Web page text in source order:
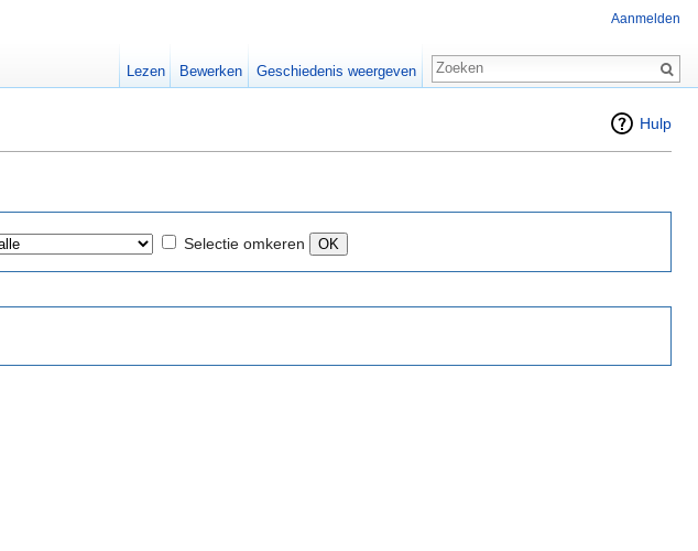
Hulp
Selectie omkeren
Aanmelden
Lezen Bewerken Geschiedenis weergeven